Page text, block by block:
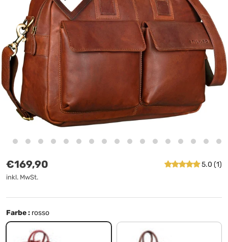
Normaler Preis
€169,90
inkl. MwSt.
5.0 (1)
Farbe : rosso